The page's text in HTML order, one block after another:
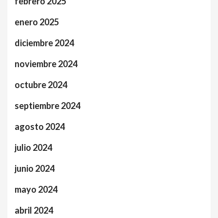
enero 2025
diciembre 2024
noviembre 2024
octubre 2024
septiembre 2024
agosto 2024
julio 2024
junio 2024
mayo 2024
abril 2024